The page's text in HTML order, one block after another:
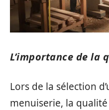
L’importance de la
Lors de la sélection
menuiserie, la